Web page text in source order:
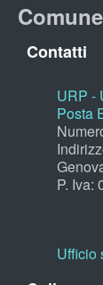
Contatti
URP -
Posta
P. Iva:
Ufficio